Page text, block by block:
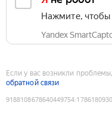
Нажмите,
Yandex
Если у вас возникли
обратной связи
9188108678640449754:1786180930